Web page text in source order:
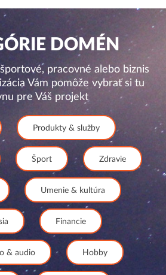
DOMÉN
pracovné alebo biznis
Vám pomôže vybrať si tu
pre Váš projekt
Produkty & služby
Šport Zdravie
Umenie & kultúra
Financie
& audio Hobby